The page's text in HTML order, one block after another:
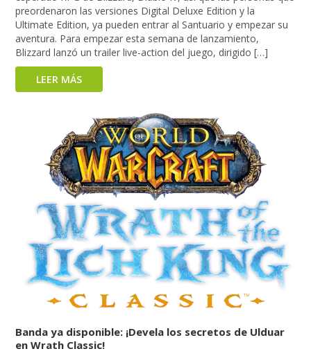
preordenaron las versiones Digital Deluxe Edition y la
Ultimate Edition, ya pueden entrar al Santuario y empezar su
aventura. Para empezar esta semana de lanzamiento,
Blizzard lanzó un trailer live-action del juego, dirigido […]
LEER MÁS
Banda ya disponible: ¡Devela los secretos de Ulduar
en Wrath Classic!